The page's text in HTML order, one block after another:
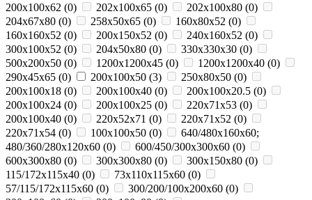
200x100x62 (0) 202x100x65 (0) 202x100x80 (0)
204x67x80 (0) 258x50x65 (0) 160x80x52 (0)
160x160x52 (0) 200x150x52 (0) 240x160x52 (0)
300x100x52 (0) 204x50x80 (0) 330х330х30 (0)
500х200х50 (0) 1200х1200х45 (0) 1200х1200х40 (0)
290х45х65 (0) 200x100x50 (3) 250х80х50 (0)
200x100x18 (0) 200x100x40 (0) 200x100x20.5 (0)
200x100x24 (0) 200x100x25 (0) 220x71x53 (0)
200х100х40 (0) 220x52x71 (0) 220x71x52 (0)
220x71x54 (0) 100x100x50 (0)
640/480x160x60;
480/360/280x120x60 (0) 600/450/300x300x60 (0)
600x300x80 (0) 300x300x80 (0) 300x150x80 (0)
115/172x115x40 (0) 73x110x115x60 (0)
57/115/172x115x60 (0) 300/200/100x200x60 (0)